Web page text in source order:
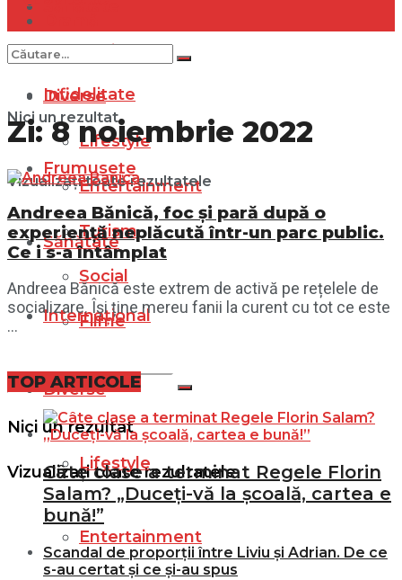
Internațional
Diverse
Lifestyle
Entertainment
Turism
Social
Filme
Nici un rezultat
Vizualizați toate rezultatele
Infidelitate
Frumusețe
Sănătate
Internațional
Diverse
Lifestyle
Entertainment
Nici un rezultat
Vizualizați toate rezultatele
Zi:8 noiembrie 2022
Andreea Bănică, foc și pară după o
experiență neplăcută într-un parc public.
Ce i s-a întâmplat
Andreea Bănică este extrem de activă pe rețelele de
socializare. Își ține mereu fanii la curent cu tot ce este
...
TOP ARTICOLE
Câte clase a terminat Regele Florin
Salam? „Duceți-vă la școală, cartea e
bună!”
Scandal de proporții între Liviu și Adrian. De ce
s-au certat și ce și-au spus